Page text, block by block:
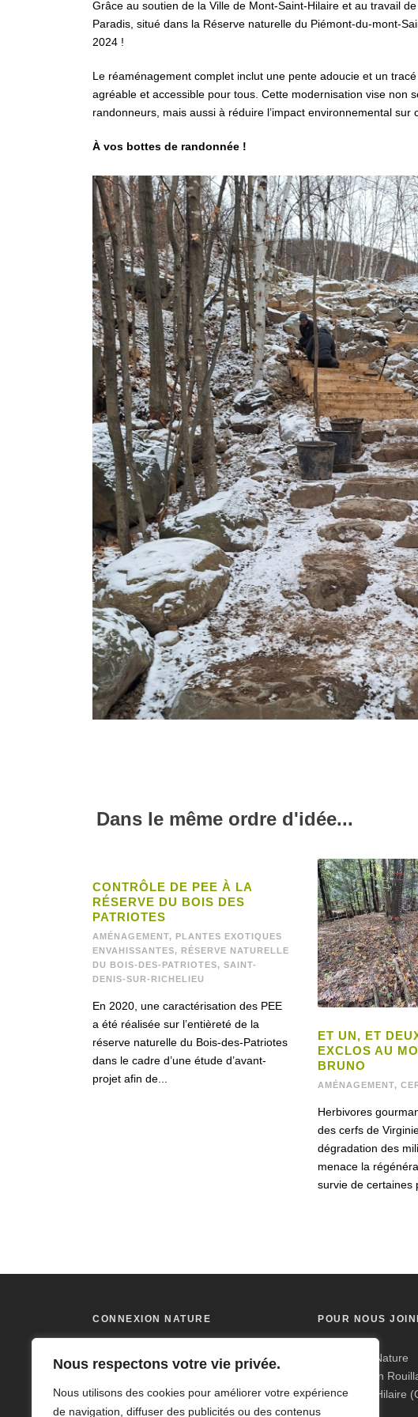
Nous respectons votre vie privée.
Nous utilisons des cookies pour améliorer votre expérience
de navigation, diffuser des publicités ou des contenus
Grâce au soutien de la Ville de Mont-Saint-Hilaire et au travail de
Paradis, situé dans la Réserve naturelle du Piémont-du-mont-
2024 !
Le réaménagement complet inclut une pente adoucie et un
agréable et accessible pour tous. Cette modernisation vise non
randonneurs, mais aussi à réduire l’impact environnemental sur
À vos bottes de randonnée !
Dans le même ordre d'idée...
CONTRÔLE DE PEE À LA
RÉSERVE DU BOIS DES
PATRIOTES
AMÉNAGEMENT, PLANTES EXOTIQUES
ENVAHISSANTES, RÉSERVE NATURELLE
DU BOIS-DES-PATRIOTES, SAINT-
DENIS-SUR-RICHELIEU
En 2020, une caractérisation des PEE
a été réalisée sur l’entièreté de la
réserve naturelle du Bois-des-Patriotes
dans le cadre d’une étude d’avant-
projet afin de...
ET UN, ET
EXCLOS AU
BRUNO
AMÉNAGEMENT,
Herbivores
des cerfs de
dégradation des
menace la
survie de certaines
CONNEXION NATURE
Organisme de conservation à but non
lucratif, Connexion Nature cherche à
inspirer et à encourager les gens et les
organisations à s’investir avec lui dans
POUR NOUS
Connexion Nature
1157 Chemin
Mont Saint-Hilaire